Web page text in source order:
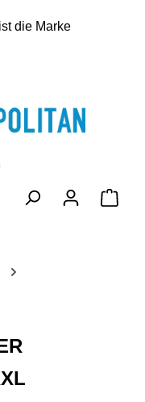
die Marke